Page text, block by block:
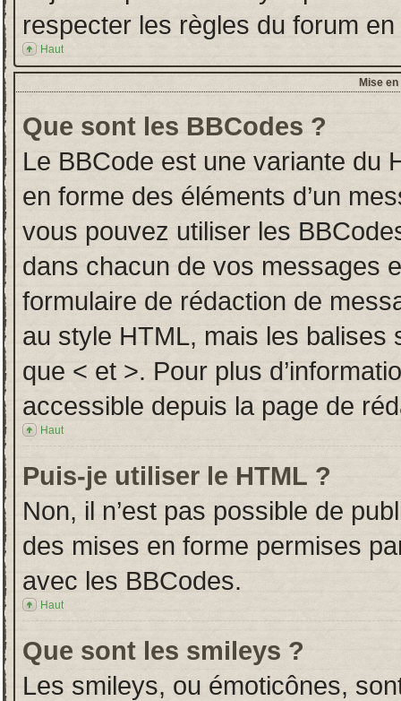
respecter les règles du forum
Haut
Mise
Que sont les BBCodes ?
Le BBCode est une variante du
en forme des éléments d’un
vous pouvez utiliser les
dans chacun de vos messages
formulaire de rédaction de
au style HTML, mais les
que < et >. Pour plus
accessible depuis la page de
Haut
Puis-je utiliser le HTML ?
Non, il n’est pas possible de
des mises en forme permises
avec les BBCodes.
Haut
Que sont les smileys ?
Les smileys, ou émoticônes,